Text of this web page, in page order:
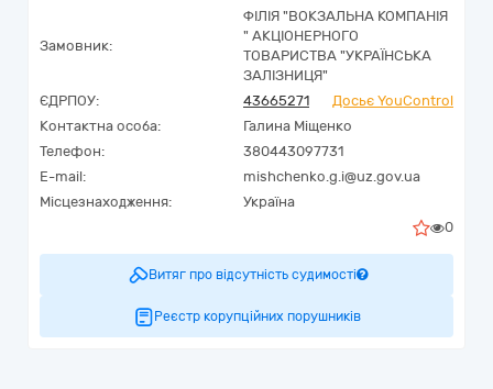
Замовник:
ФІЛІЯ "ВОКЗАЛЬНА КОМПАНІЯ
" АКЦІОНЕРНОГО
ТОВАРИСТВА "УКРАЇНСЬКА
ЗАЛІЗНИЦЯ"
ЄДРПОУ:
43665271
Досьє YouControl
Контактна особа:
Галина Міщенко
Телефон:
380443097731
E-mail:
mishchenko.g.i@uz.gov.ua
Місцезнаходження:
Україна
0
Витяг про відсутність судимості
Реєстр корупційних порушників